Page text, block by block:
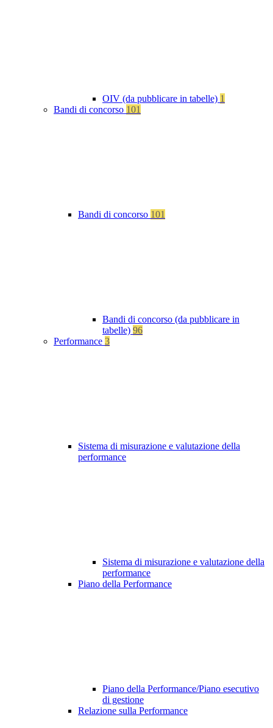
OIV (da pubblicare in tabelle) 1
Bandi di concorso 101
Bandi di concorso 101
Bandi di concorso (da pubblicare in
tabelle) 96
Performance 3
Sistema di misurazione e valutazione della
performance
Sistema di misurazione e valutazione della
performance
Piano della Performance
Piano della Performance/Piano esecutivo
di gestione
Relazione sulla Performance